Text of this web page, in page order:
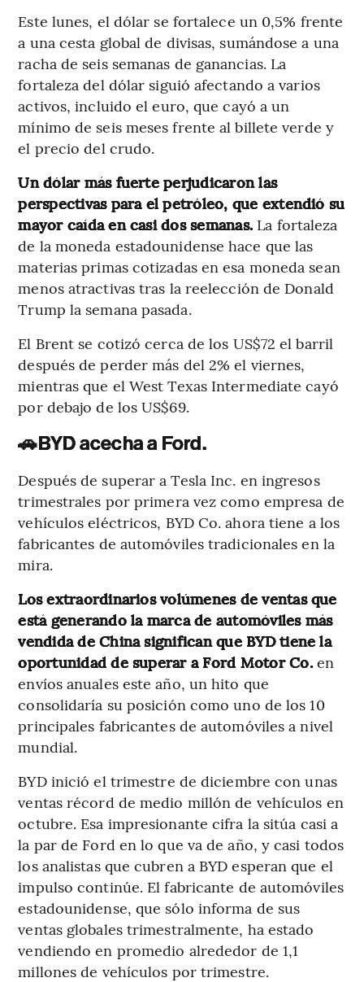
Este lunes, el dólar se fortalece un 0,5% frente
a una cesta global de divisas, sumándose a una
racha de seis semanas de ganancias. La
fortaleza del dólar siguió afectando a varios
activos, incluido el euro, que cayó a un
mínimo de seis meses frente al billete verde y
el precio del crudo.
Un dólar más fuerte perjudicaron las
perspectivas para el petróleo, que extendió su
mayor caída en casi dos semanas. La fortaleza
de la moneda estadounidense hace que las
materias primas cotizadas en esa moneda sean
menos atractivas tras la reelección de Donald
Trump la semana pasada.
El Brent se cotizó cerca de los US$72 el barril
después de perder más del 2% el viernes,
mientras que el West Texas Intermediate cayó
por debajo de los US$69.
🚗BYD acecha a Ford.
Después de superar a Tesla Inc. en ingresos
trimestrales por primera vez como empresa de
vehículos eléctricos, BYD Co. ahora tiene a los
fabricantes de automóviles tradicionales en la
mira.
Los extraordinarios volúmenes de ventas que
está generando la marca de automóviles más
vendida de China significan que BYD tiene la
oportunidad de superar a Ford Motor Co.en
envíos anuales este año, un hito que
consolidaría su posición como uno de los 10
principales fabricantes de automóviles a nivel
mundial.
BYD inició el trimestre de diciembre con unas
ventas récord de medio millón de vehículos en
octubre. Esa impresionante cifra la sitúa casi a
la par de Ford en lo que va de año, y casi todos
los analistas que cubren a BYD esperan que el
impulso continúe. El fabricante de automóviles
estadounidense, que sólo informa de sus
ventas globales trimestralmente, ha estado
vendiendo en promedio alrededor de 1,1
millones de vehículos por trimestre.